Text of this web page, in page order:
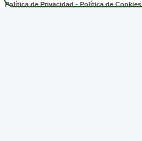
Política de Privacidad - Política de Cookies